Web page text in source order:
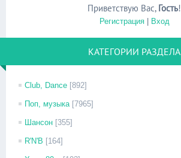
Приветствую Вас, Гость!
Регистрация| Вход
КАТЕГОРИИ РАЗДЕЛА
Club, Dance [892]
Поп, музыка [7965]
Шансон [355]
R'N'B [164]